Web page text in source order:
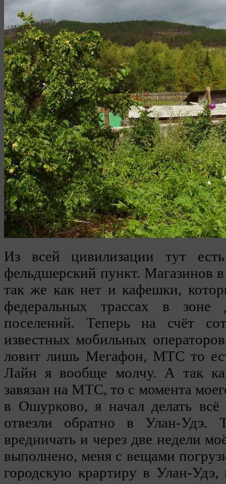
Из всей цивилизации тут
фельдшерский пункт. Магазинов
так же как нет и кафешки,
федеральных трассах в зоне
поселений. Теперь на счёт
известных мобильных
ловит лишь Мегафон, МТС то
Лайн я вообще молчу. А так
завязан на МТС, то с момента
в Ошурково, я начал делать
отвезли обратно в Улан-Удэ.
вредничать и через две недели
выполнено, меня с вещами
городскую крартиру в Улан-Удэ,